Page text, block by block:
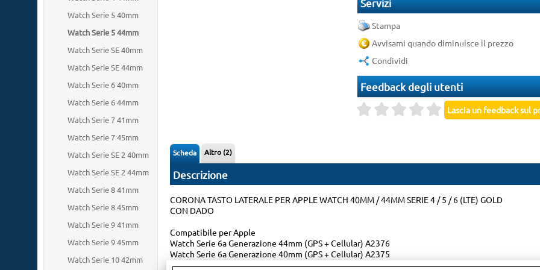
Watch Serie 5 40mm
Watch Serie 5 44mm
Watch Serie SE 40mm
Watch Serie SE 44mm
Watch Serie 6 40mm
Watch Serie 6 44mm
Watch Serie 7 41mm
Watch Serie 7 45mm
Watch Serie SE 2 40mm
Watch Serie SE 2 44mm
Watch Serie 8 41mm
Watch Serie 8 45mm
Watch Serie 9 41mm
Watch Serie 9 45mm
Watch Serie 10 42mm
Servizi
Stampa
Avvisami quando diminuisce il prezzo
Condividi
Feedback degli utenti
Scheda Altro (2)
Descrizione
CORONA TASTO LATERALE PER APPLE WATCH 40MM / 44MM SERIE 4 / 5 / 6 (LTE) GOLD
CON DADO
Compatibile per Apple
Watch Serie 6a Generazione 44mm (GPS + Cellular) A2376
Watch Serie 6a Generazione 40mm (GPS + Cellular) A2375
Watch Serie SE 1a Generazione 40mm (GPS + Cellular) A2356